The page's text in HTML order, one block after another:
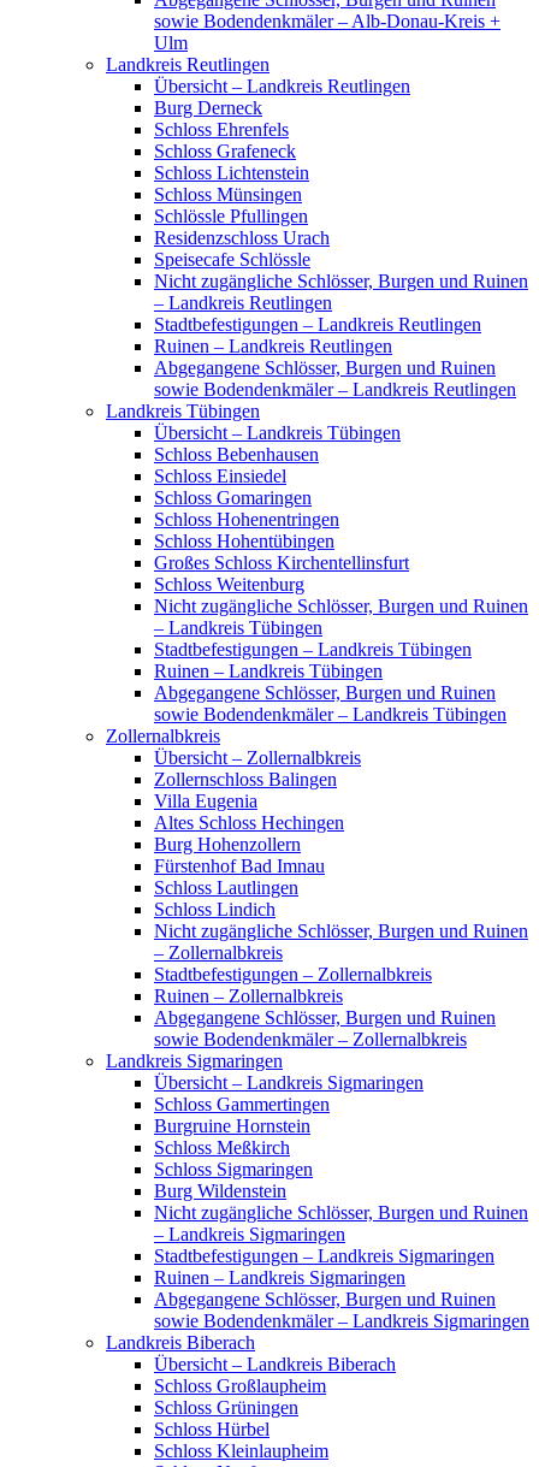
sowie Bodendenkmäler – Alb-Donau-Kreis +
Ulm
Landkreis Reutlingen
Übersicht – Landkreis Reutlingen
Burg Derneck
Schloss Ehrenfels
Schloss Grafeneck
Schloss Lichtenstein
Schloss Münsingen
Schlössle Pfullingen
Residenzschloss Urach
Speisecafe Schlössle
Nicht zugängliche Schlösser, Burgen und Ruinen
– Landkreis Reutlingen
Stadtbefestigungen – Landkreis Reutlingen
Ruinen – Landkreis Reutlingen
Abgegangene Schlösser, Burgen und Ruinen
sowie Bodendenkmäler – Landkreis Reutlingen
Landkreis Tübingen
Übersicht – Landkreis Tübingen
Schloss Bebenhausen
Schloss Einsiedel
Schloss Gomaringen
Schloss Hohenentringen
Schloss Hohentübingen
Großes Schloss Kirchentellinsfurt
Schloss Weitenburg
Nicht zugängliche Schlösser, Burgen und Ruinen
– Landkreis Tübingen
Stadtbefestigungen – Landkreis Tübingen
Ruinen – Landkreis Tübingen
Abgegangene Schlösser, Burgen und Ruinen
sowie Bodendenkmäler – Landkreis Tübingen
Zollernalbkreis
Übersicht – Zollernalbkreis
Zollernschloss Balingen
Villa Eugenia
Altes Schloss Hechingen
Burg Hohenzollern
Fürstenhof Bad Imnau
Schloss Lautlingen
Schloss Lindich
Nicht zugängliche Schlösser, Burgen und Ruinen
– Zollernalbkreis
Stadtbefestigungen – Zollernalbkreis
Ruinen – Zollernalbkreis
Abgegangene Schlösser, Burgen und Ruinen
sowie Bodendenkmäler – Zollernalbkreis
Landkreis Sigmaringen
Übersicht – Landkreis Sigmaringen
Schloss Gammertingen
Burgruine Hornstein
Schloss Meßkirch
Schloss Sigmaringen
Burg Wildenstein
Nicht zugängliche Schlösser, Burgen und Ruinen
– Landkreis Sigmaringen
Stadtbefestigungen – Landkreis Sigmaringen
Ruinen – Landkreis Sigmaringen
Abgegangene Schlösser, Burgen und Ruinen
sowie Bodendenkmäler – Landkreis Sigmaringen
Landkreis Biberach
Übersicht – Landkreis Biberach
Schloss Großlaupheim
Schloss Grüningen
Schloss Hürbel
Schloss Kleinlaupheim